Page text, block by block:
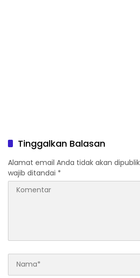
Tinggalkan Balasan
Alamat email Anda tidak akan
wajib ditandai *